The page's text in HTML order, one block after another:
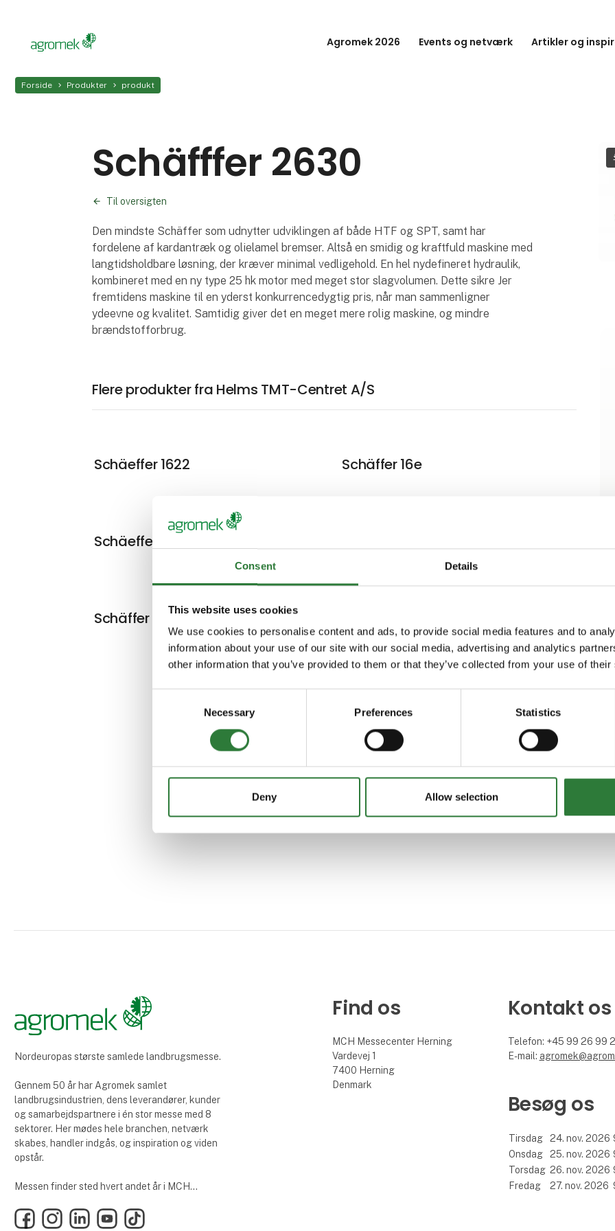
Consent Details
This website uses cookies
We use cookies to personalise content and ads, to provide social media features and to
information about your use of our site with our social media, advertising and analytics
other information that you’ve provided to them or that they’ve collected from your use of
Necessary Preferences Statistics
Deny Allow selection
Agromek 2026 Events og netværk Artikler og
Forside Produkter produkt
Schäfffer 2630
Til oversigten
Den mindste Schäffer som udnytter udviklingen af både HTF og SPT, samt har
fordelene af kardantræk og olielamel bremser. Altså en smidig og kraftfuld maskine med
langtidsholdbare løsning, der kræver minimal vedligehold. En hel nydefineret hydraulik,
kombineret med en ny type 25 hk motor med meget stor slagvolumen. Dette sikre Jer
fremtidens maskine til en yderst konkurrencedygtig pris, når man sammenligner
ydeevne og kvalitet. Samtidig giver det en meget mere rolig maskine, og mindre
brændstofforbrug.
Flere produkter fra Helms TMT-Centret A/S
Schäeffer 1622 Schäffer 16e
Schäeffer 2028
Schäffer 23e T
Nordeuropas største samlede landbrugsmesse.
Gennem 50 år har Agromek samlet
landbrugsindustrien, dens leverandører, kunder
og samarbejdspartnere i én stor messe med 8
sektorer. Her mødes hele branchen, netværk
skabes, handler indgås, og inspiration og viden
opstår.
Messen finder sted hvert andet år i MCH
FacebookInstagramLinkedInYouTubeTikTok
Find os
MCH Messecenter Herning
Vardevej 1
7400 Herning
Denmark
Kontakt os
Telefon: +45 99 26 99
E-mail:
Besøg os
Tirsdag 24. nov. 2026
Onsdag
25. nov. 2026
Torsdag 26. nov. 2026
Fredag
27. nov. 2026